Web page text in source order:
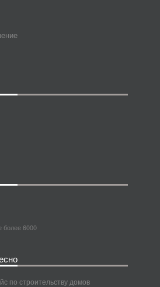
более 6000
по строительству домов